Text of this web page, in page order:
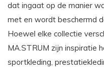
dat ingaat op de manier
met en wordt beschermd
Hoewel elke collectie
MA.STRUM zijn inspiratie
sportkleding,